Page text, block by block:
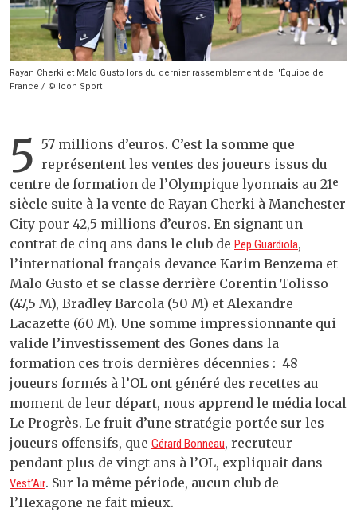
Rayan Cherki et Malo Gusto lors du dernier rassemblement de l'Équipe de
France / © Icon Sport
5 57 millions d’euros. C’est la somme que
représentent les ventes des joueurs issus du
centre de formation de l’Olympique lyonnais au 21ᵉ
siècle suite à la vente de Rayan Cherki à Manchester
City pour 42,5 millions d’euros. En signant un
contrat de cinq ans dans le club de Pep Guardiola,
l’international français devance Karim Benzema et
Malo Gusto et se classe derrière Corentin Tolisso
(47,5 M), Bradley Barcola (50 M) et Alexandre
Lacazette (60 M). Une somme impressionnante qui
valide l’investissement des Gones dans la
formation ces trois dernières décennies : 48
joueurs formés à l’OL ont généré des recettes au
moment de leur départ, nous apprend le média local
Le Progrès. Le fruit d’une stratégie portée sur les
joueurs offensifs, que Gérard Bonneau, recruteur
pendant plus de vingt ans à l’OL, expliquait dans
Vest’Air. Sur la même période, aucun club de
l’Hexagone ne fait mieux.